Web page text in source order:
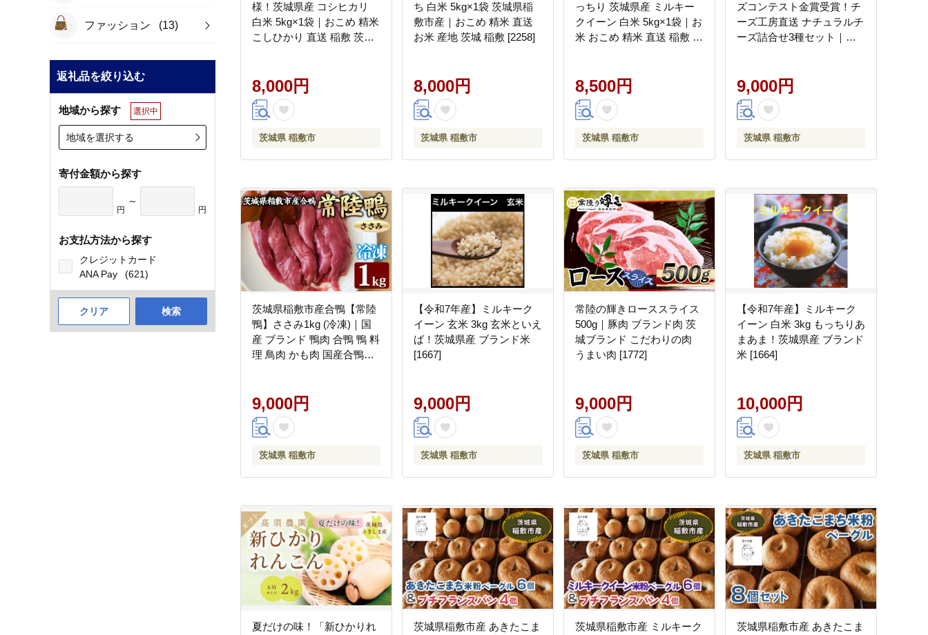
ファッション (13)
返礼品を絞り込む
地域から探す 選択中
地域を選択する
寄付金額から探す
円
～
円
お支払方法から探す
クレジットカード
ANA Pay
(621)
クリア 検索
様！茨城県産 コシヒカリ
白米 5kg×1袋｜おこめ 精米
こしひかり 直送 稲敷 茨城
8,000円
茨城県 稲敷市
ち 白米 5kg×1袋 茨城県稲
敷市産｜おこめ 精米 直送
お米 産地 茨城 稲敷 [2258]
8,000円
茨城県 稲敷市
っちり 茨城県産 ミルキー
クイーン 白米 5kg×1袋｜お
米 おこめ 精米 直送 稲敷 茨
8,500円
茨城県 稲敷市
ズコンテスト金賞受賞！チ
ーズ工房直送 ナチュラルチ
ーズ詰合せ3種セット｜牧
まみ [0968]
9,000円
茨城県 稲敷市
茨城県稲敷市産合鴨【常陸
鴨】ささみ1kg (冷凍)｜国
産 ブランド 鴨肉 合鴨 鴨 料
理 鳥肉 かも肉 国産合鴨
9,000円
茨城県 稲敷市
【令和7年産】ミルキーク
イーン 玄米 3kg 玄米といえ
ば！茨城県産 ブランド米
[1667]
9,000円
茨城県 稲敷市
常陸の輝きローススライス
500g｜豚肉 ブランド肉 茨
城ブランド こだわりの肉
うまい肉 [1772]
9,000円
茨城県 稲敷市
【令和7年産】ミルキーク
イーン 白米 3kg もっちりあ
まあま！茨城県産 ブランド
米 [1664]
10,000円
茨城県 稲敷市
夏だけの味！「新ひかりれ
茨城県稲敷市産 あきたこま
茨城県稲敷市産 ミルキーク
茨城県稲敷市産 あきたこま